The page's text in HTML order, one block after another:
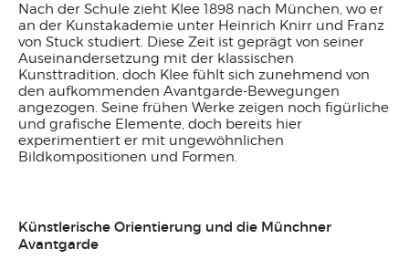
Nach der Schule zieht Klee 1898 nach München, wo er
an der Kunstakademie unter Heinrich Knirr und Franz
von Stuck studiert. Diese Zeit ist geprägt von seiner
Auseinandersetzung mit der klassischen
Kunsttradition, doch Klee fühlt sich zunehmend von
den aufkommenden Avantgarde-Bewegungen
angezogen. Seine frühen Werke zeigen noch figürliche
und grafische Elemente, doch bereits hier
experimentiert er mit ungewöhnlichen
Bildkompositionen und Formen.
Künstlerische Orientierung und die Münchner
Avantgarde